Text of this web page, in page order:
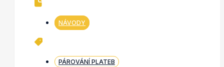
NÁVODY
PÁROVÁNÍ PLATEB